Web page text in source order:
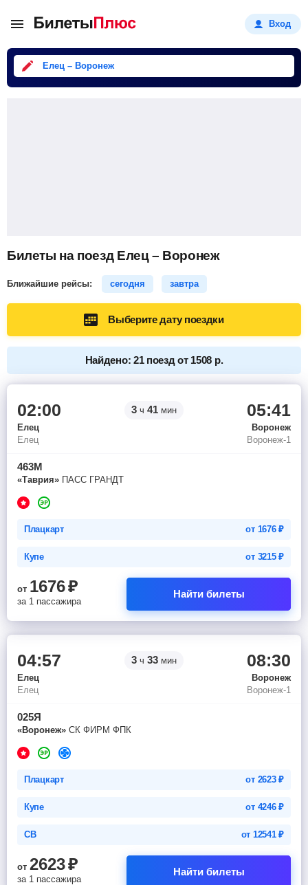
Вход
Елец – Воронеж
Билеты на поезд Елец – Воронеж
Ближайшие рейсы: сегодня завтра
Выберите дату поездки
Найдено: 21 поезд от 1508 р.
02:00 3 ч 41 мин 05:41
Елец
Воронеж
Елец
Воронеж-1
463М
«Таврия» ПАСС ГРАНДТ
Плацкарт от 1676₽
Купе от 3215₽
от 1676₽
за 1 пассажира
Найти билеты
04:57 3 ч 33 мин 08:30
Елец
Воронеж
Елец
Воронеж-1
025Я
«Воронеж» СК ФИРМ ФПК
Плацкарт от 2623₽
Купе от 4246₽
СВ от 12541₽
от 2623₽
за 1 пассажира
Найти билеты